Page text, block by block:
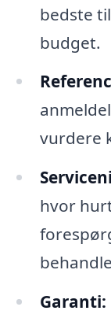
bedste
budget.
vurdere
hvor
Garanti: